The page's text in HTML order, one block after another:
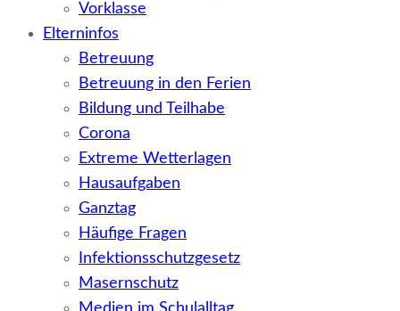
Vorklasse
Elterninfos
Betreuung
Betreuung in den Ferien
Bildung und Teilhabe
Corona
Extreme Wetterlagen
Hausaufgaben
Ganztag
Häufige Fragen
Infektionsschutzgesetz
Masernschutz